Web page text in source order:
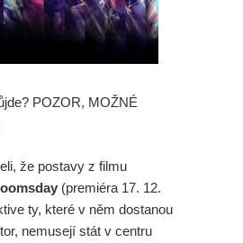
POZOR, MOŽNÉ
že postavy z filmu
(premiéra 17. 12.
ty, které v něm dostanou
nemusejí stát v centru